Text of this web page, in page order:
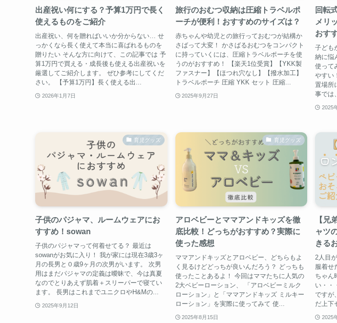
出産祝い何にする？予算1万円で長く
使えるものをご紹介
出産祝い、何を贈ればいいか分からない… せ
っかくなら長く使えて本当に喜ばれるものを
贈りたい そんな方に向けて、この記事では 予
算1万円で買える・成長後も使える出産祝いを
厳選してご紹介します。 ぜひ参考にしてくだ
さい。 【予算1万円】長く使える出...
2026年1月7日
旅行のおむつ収納は圧縮トラベルポ
ーチが便利！おすすめのサイズは？
赤ちゃんや幼児との旅行っておむつが結構か
さばって大変！ かさばるおむつをコンパクト
に持っていくには、圧縮トラベルポーチを使
うのがおすすめ！ 【楽天1位受賞】【YKK製
ファスナー】【ほつれ穴なし】【撥水加工】
トラベルポーチ 圧縮 YKK セット 圧縮...
2025年9月27日
回転
メリ
おす
子ども
納に悩
使って
やすい
置場所
事では
2025
育児グッズ
子供のパジャマ、ルームウェアにお
すすめ！sowan
子供のパジャマって何着せてる？ 最近は
sowanがお気に入り！ 我が家には現在3歳3ヶ
月の長男と０歳9ヶ月の次男がいます。 次男
用はまだパジャマの定義は曖昧で、今は真夏
なのでとりあえず肌着＋スリーパーで寝てい
ます。 長男はこれまでユニクロやH&Mの...
2025年9月12日
育児グッズ
アロベビーとママアンドキッズを徹
底比較！どっちがおすすめ？実際に
使った感想
ママアンドキッズとアロベビー、どちらもよ
く見るけどどっちが良いんだろう？ どっちも
使ったことあるよ！ 今回はママたちに人気の
2大ベビーローション、 「アロベビーミルク
ローション」と「ママアンドキッズ ミルキー
ローション」を実際に使ってみて 使...
2025年8月15日
【兄
ャツ
きる
2人目
服着せ
ちゃん
い・・
ですが
だ上下
2025